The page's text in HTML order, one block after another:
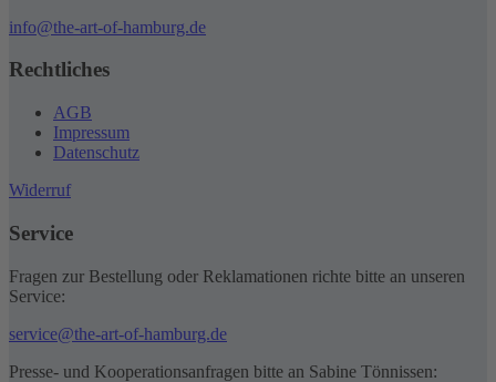
info@the-art-of-hamburg.de
Rechtliches
AGB
Impressum
Datenschutz
Widerruf
Service
Fragen zur Bestellung oder Reklamationen richte bitte an unseren
Service:
service@the-art-of-hamburg.de
Presse- und Kooperationsanfragen bitte an Sabine Tönnissen: